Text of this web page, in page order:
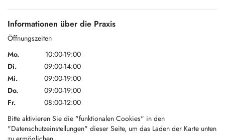
Informationen über die Praxis
Öffnungszeiten
Mo.
10:00-19:00
Di.
09:00-14:00
Mi.
09:00-19:00
Do.
09:00-19:00
Fr.
08:00-12:00
Bitte aktivieren Sie die "funktionalen Cookies" in den
"Datenschutzeinstellungen" dieser Seite, um das Laden der Karte unten